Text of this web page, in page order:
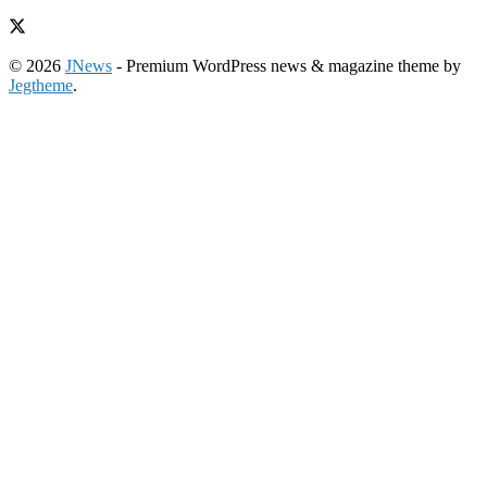
© 2026 JNews - Premium WordPress news & magazine theme by
Jegtheme.